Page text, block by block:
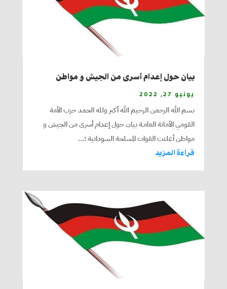
بيان حول إعدام أسرى من الجيش و مواطن
يونيو 27, 2022
بسم الله الرحمن الرحيم الله أكبر ولله الحمد حزب الأمة
القومي الأمانة العامـة بيان حول إعدام أسرى من الجيش و
مواطن أعلنت القوات المسلحة السودانية ؛...
قراءة المزيد